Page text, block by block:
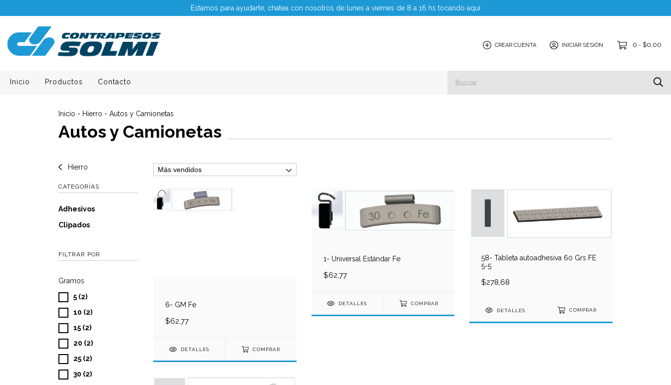
Estamos para ayudarte, chatea con nosotros de lunes a viernes de 8 a 16 hs tocando aquí
CREAR CUENTA INICIAR SESIÓN 0 - $0,00
Inicio Productos Contacto
Inicio - Hierro - Autos y Camionetas
Autos y Camionetas
Hierro
CATEGORÍAS
Adhesivos
Clipados
FILTRAR POR
Gramos
5 (2)
10 (2)
15 (2)
20 (2)
25 (2)
30 (2)
6- GM Fe
$62,77
DETALLES COMPRAR
1- Universal Estándar Fe
$62,77
DETALLES COMPRAR
58- Tableta autoadhesiva 60 Grs FE
5-5
$278,68
DETALLES COMPRAR